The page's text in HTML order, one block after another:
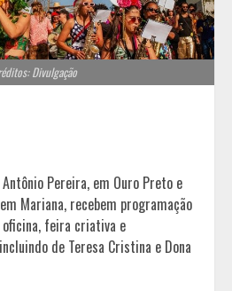
Divulgação
Pereira, em Ouro Preto e
Mariana, recebem programação
feira criativa e
de Teresa Cristina e Dona